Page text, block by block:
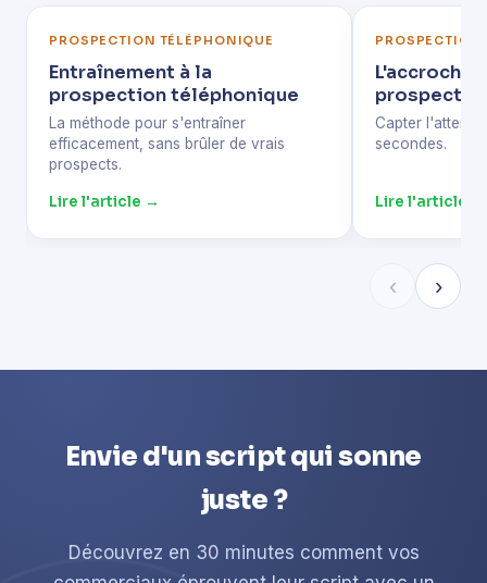
PROSPECTION TÉLÉPHONIQUE
Entraînement à la
prospection téléphonique
La méthode pour s'entraîner
efficacement, sans brûler de vrais
prospects.
Lire l'article →
PROSPECTION
L'accroche
Capter
secondes.
Lire l'article →
‹ ›
Envie d'un script qui sonne
juste ?
Découvrez en 30 minutes comment vos